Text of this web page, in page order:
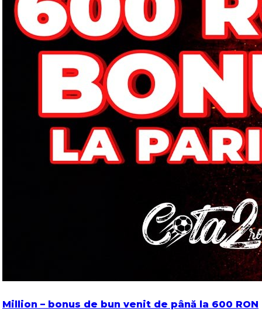
Million – bonus de bun venit de până la 600 RON